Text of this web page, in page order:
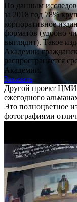
По данным
за 2018 год 78%
корпоративное
форматов (удобно
выглядит). Такое
Академии
распространяется
Академии.
Заказать
Другой проект
ежегодного
Это полноцветное
фотографиями